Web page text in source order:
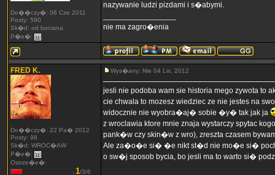
Do��czy�: 06 Cze 2011
Posty: 590
Sk�d: od bociana
P�e�:
nazywanie ludzi pizdami i s�abymi.
nie ma zagro�enia
FRED K.
Do��czy�: 22 Pa� 2012
Posty: 98
Sk�d: WROC�AW
P�e�:
Ostrze�e�:
1/3/6
Wys�any: Nie 04 Lis, 2012
jesli nie podoba wam sie historia mego zywota
cie chwala to mozesz wiedziec ze nie jestes na
widocznie nie wyobra�aj� sobie �y� tak jak ja
z wroclawia ktore mnie znaja wystarczy spytac
pank�w czy skin�w z wro), zreszta czasem
Ale za�o�e si� �e nikt st�d nie mo�e si�
o sw�j sposob bycia, bo jesli ma to warto si�